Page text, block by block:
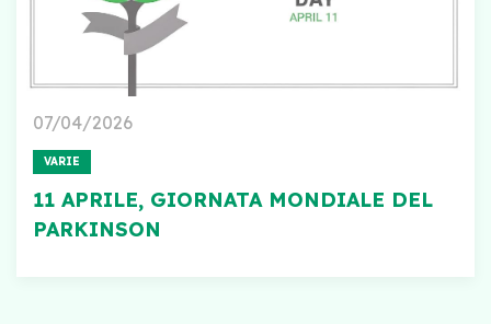
07/04/2026
VARIE
11 APRILE, GIORNATA MONDIALE DEL
PARKINSON